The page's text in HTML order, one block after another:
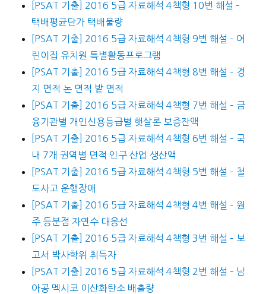
[PSAT 기출] 2016 5급 자료해석 4책형 10번 해설 –
택배평균단가 택배물량
[PSAT 기출] 2016 5급 자료해석 4책형 9번 해설 – 어
린이집 유치원 특별활동프로그램
[PSAT 기출] 2016 5급 자료해석 4책형 8번 해설 – 경
지 면적 논 면적 밭 면적
[PSAT 기출] 2016 5급 자료해석 4책형 7번 해설 – 금
융기관별 개인신용등급별 햇살론 보증잔액
[PSAT 기출] 2016 5급 자료해석 4책형 6번 해설 – 국
내 7개 권역별 면적 인구 산업 생산액
[PSAT 기출] 2016 5급 자료해석 4책형 5번 해설 – 철
도사고 운행장애
[PSAT 기출] 2016 5급 자료해석 4책형 4번 해설 – 원
주 등분점 자연수 대응선
[PSAT 기출] 2016 5급 자료해석 4책형 3번 해설 – 보
고서 박사학위 취득자
[PSAT 기출] 2016 5급 자료해석 4책형 2번 해설 – 남
아공 멕시코 이산화탄소 배출량